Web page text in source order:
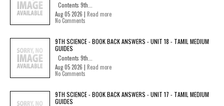
Contents 9th...
Aug 05 2026 | Read more
No Comments
9TH SCIENCE - BOOK BACK ANSWERS - UNIT 18 - TAMIL MEDIUM
GUIDES
Contents 9th...
Aug 05 2026 | Read more
No Comments
9TH SCIENCE - BOOK BACK ANSWERS - UNIT 17 - TAMIL MEDIUM
GUIDES